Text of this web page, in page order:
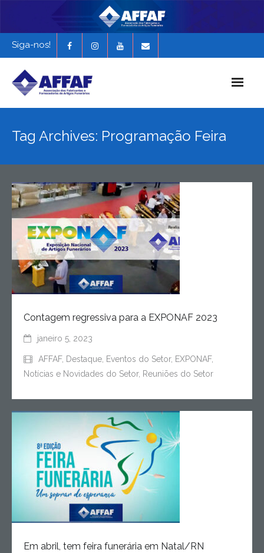
Siga-nos!
História da AFFAF
Revista Funerária em Foco
EXPONAF 2027
Tag Archives: Programação Feira
Contagem regressiva para a EXPONAF 2023
janeiro 5, 2023
AFFAF, Destaque Eventos do Setor, EXPONAF,
Notícias e Novidades do Setor, Reuniões do Setor
Em abril, tem feira funerária em Natal/RN